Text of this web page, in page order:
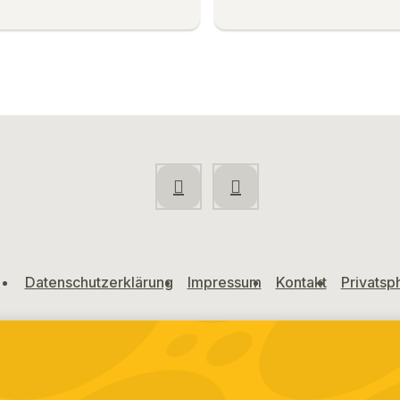
Datenschutzerklärung Impressum Kontakt